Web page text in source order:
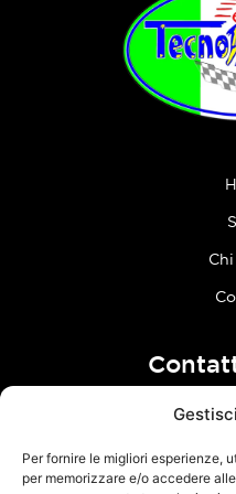
Per fornire le migliori esperienze,
per memorizzare e/o accedere